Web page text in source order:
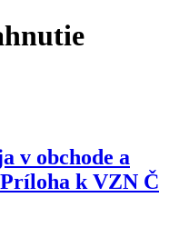
v obchode a
k VZN Č